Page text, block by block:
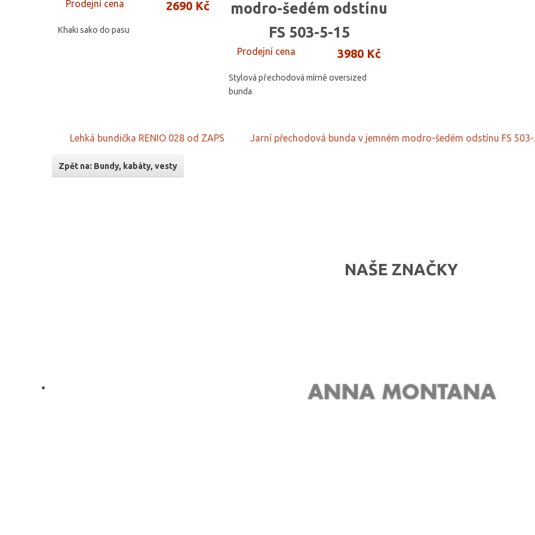
Prodejní cena 2690 Kč
Khaki sako do pasu
modro-šedém odstínu
FS 503-5-15
Prodejní cena 3980 Kč
Stylová přechodová mírně oversized
bunda
Jarní přechodová bunda v jemném modro-šedém odstínu FS
Lehká bundička RENIO 028 od ZAPS
Zpět na: Bundy, kabáty, vesty
NAŠE ZNAČKY